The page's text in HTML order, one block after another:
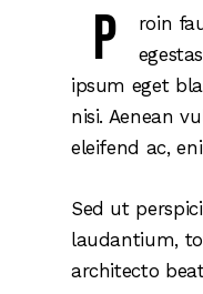
P
roin
ipsum eget
nisi. Aenean
eleifend ac,
Sed ut
laudantium,
architecto